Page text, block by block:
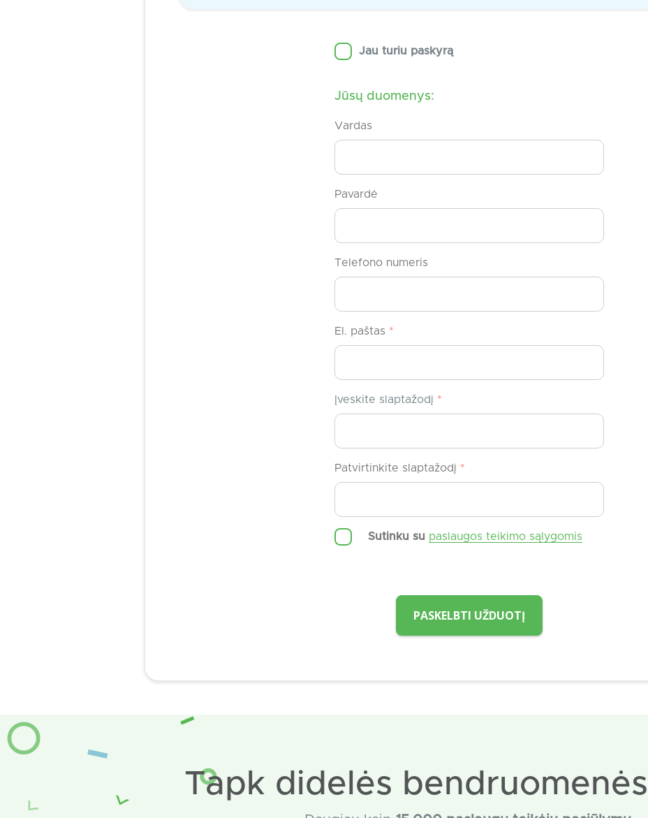
Jau turiu paskyrą
Jūsų duomenys:
Vardas
Pavardė
Telefono numeris
El. paštas *
Įveskite slaptažodį *
Patvirtinkite slaptažodį *
Sutinku su paslaugos teikimo sąlygomis
PASKELBTI UŽDUOTĮ
Tapk didelės